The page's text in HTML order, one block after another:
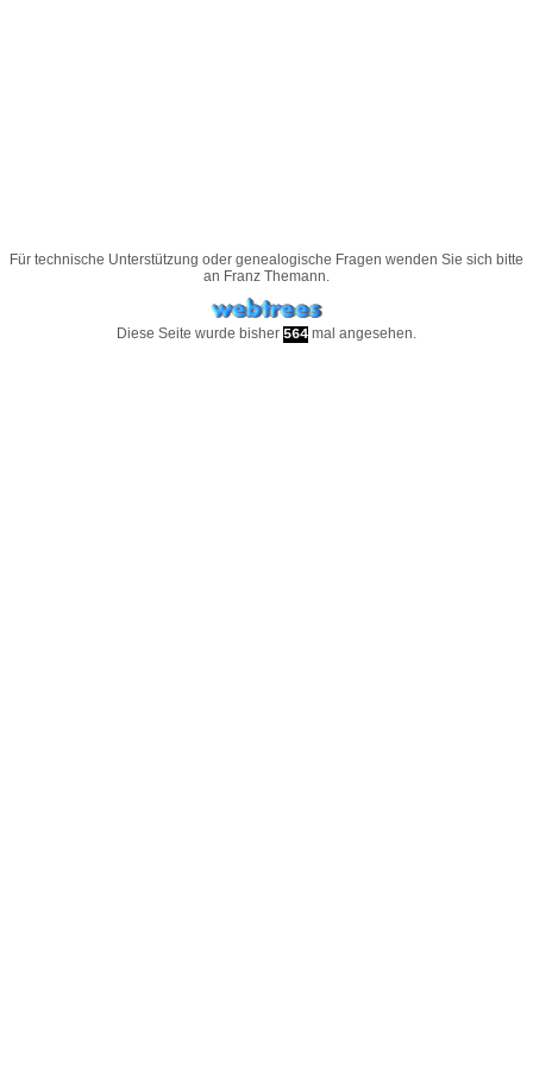
Für technische Unterstützung oder genealogische Fragen wenden Sie sich bitte
an Franz Themann.
Diese Seite wurde bisher 564 mal angesehen.